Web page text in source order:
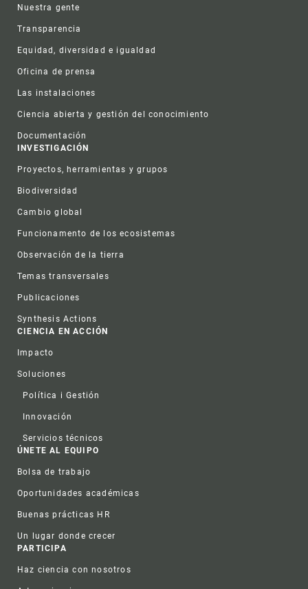
Nuestra gente
Transparencia
Equidad, diversidad e igualdad
Oficina de prensa
Las instalaciones
Ciencia abierta y gestión del conocimiento
Documentación
INVESTIGACIÓN
Proyectos, herramientas y grupos
Biodiversidad
Cambio global
Funcionamento de los ecosistemas
Observación de la tierra
Temas transversales
Publicaciones
Synthesis Actions
CIENCIA EN ACCIÓN
Impacto
Soluciones
Política i Gestión
Innovación
Servicios técnicos
ÚNETE AL EQUIPO
Bolsa de trabajo
Oportunidades académicas
Buenas prácticas HR
Un lugar donde crecer
PARTICIPA
Haz ciencia con nosotros